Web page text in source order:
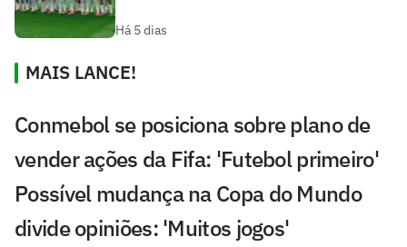
Há 5 dias
MAIS LANCE!
Conmebol se posiciona sobre plano de
vender ações da Fifa: 'Futebol primeiro'
Possível mudança na Copa do Mundo
divide opiniões: 'Muitos jogos'